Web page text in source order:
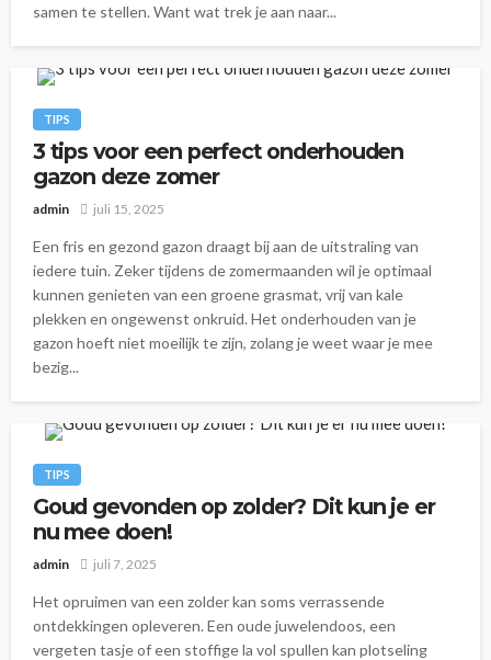
samen te stellen. Want wat trek je aan naar...
TIPS
3 tips voor een perfect onderhouden
gazon deze zomer
admin juli 15, 2025
Een fris en gezond gazon draagt bij aan de uitstraling van
iedere tuin. Zeker tijdens de zomermaanden wil je optimaal
kunnen genieten van een groene grasmat, vrij van kale
plekken en ongewenst onkruid. Het onderhouden van je
gazon hoeft niet moeilijk te zijn, zolang je weet waar je mee
bezig...
TIPS
Goud gevonden op zolder? Dit kun je er
nu mee doen!
admin juli 7, 2025
Het opruimen van een zolder kan soms verrassende
ontdekkingen opleveren. Een oude juwelendoos, een
vergeten tasje of een stoffige la vol spullen kan plotseling